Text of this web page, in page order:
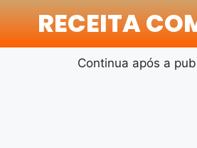
RECEITA
Continua após a